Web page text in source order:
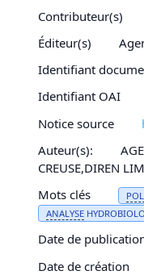
Contributeur(s)
Éditeur(s)
Identifiant
Identifiant OAI
Notice source
Auteur(s):
CREUSE,DIREN
Mots clés
ANALYSE
Date de
Date de création